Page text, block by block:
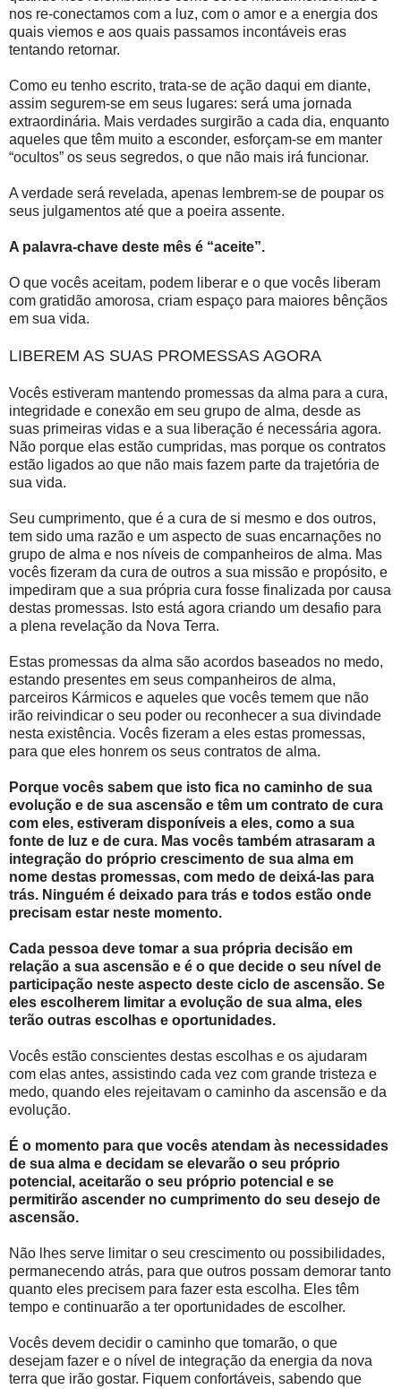
nos re-conectamos com a luz, com o amor e a energia dos
quais viemos e aos quais passamos incontáveis eras
tentando retornar.
Como eu tenho escrito, trata-se de ação daqui em diante,
assim segurem-se em seus lugares: será uma jornada
extraordinária. Mais verdades surgirão a cada dia, enquanto
aqueles que têm muito a esconder, esforçam-se em manter
“ocultos” os seus segredos, o que não mais irá funcionar.
A verdade será revelada, apenas lembrem-se de poupar os
seus julgamentos até que a poeira assente.
A palavra-chave deste mês é “aceite”.
O que vocês aceitam, podem liberar e o que vocês liberam
com gratidão amorosa, criam espaço para maiores bênçãos
em sua vida.
LIBEREM AS SUAS PROMESSAS AGORA
Vocês estiveram mantendo promessas da alma para a cura,
integridade e conexão em seu grupo de alma, desde as
suas primeiras vidas e a sua liberação é necessária agora.
Não porque elas estão cumpridas, mas porque os contratos
estão ligados ao que não mais fazem parte da trajetória de
sua vida.
Seu cumprimento, que é a cura de si mesmo e dos outros,
tem sido uma razão e um aspecto de suas encarnações no
grupo de alma e nos níveis de companheiros de alma. Mas
vocês fizeram da cura de outros a sua missão e propósito, e
impediram que a sua própria cura fosse finalizada por causa
destas promessas. Isto está agora criando um desafio para
a plena revelação da Nova Terra.
Estas promessas da alma são acordos baseados no medo,
estando presentes em seus companheiros de alma,
parceiros Kármicos e aqueles que vocês temem que não
irão reivindicar o seu poder ou reconhecer a sua divindade
nesta existência. Vocês fizeram a eles estas promessas,
para que eles honrem os seus contratos de alma.
Porque vocês sabem que isto fica no caminho de sua
evolução e de sua ascensão e têm um contrato de cura
com eles, estiveram disponíveis a eles, como a sua
fonte de luz e de cura. Mas vocês também atrasaram a
integração do próprio crescimento de sua alma em
nome destas promessas, com medo de deixá-las para
trás. Ninguém é deixado para trás e todos estão onde
precisam estar neste momento.
Cada pessoa deve tomar a sua própria decisão em
relação a sua ascensão e é o que decide o seu nível de
participação neste aspecto deste ciclo de ascensão. Se
eles escolherem limitar a evolução de sua alma, eles
terão outras escolhas e oportunidades.
Vocês estão conscientes destas escolhas e os ajudaram
com elas antes, assistindo cada vez com grande tristeza e
medo, quando eles rejeitavam o caminho da ascensão e da
evolução.
É o momento para que vocês atendam às necessidades
de sua alma e decidam se elevarão o seu próprio
potencial, aceitarão o seu próprio potencial e se
permitirão ascender no cumprimento do seu desejo de
ascensão.
Não lhes serve limitar o seu crescimento ou possibilidades,
permanecendo atrás, para que outros possam demorar tanto
quanto eles precisem para fazer esta escolha. Eles têm
tempo e continuarão a ter oportunidades de escolher.
Vocês devem decidir o caminho que tomarão, o que
desejam fazer e o nível de integração da energia da nova
terra que irão gostar. Fiquem confortáveis, sabendo que